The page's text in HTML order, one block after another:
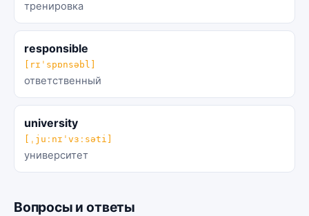
тренировка
responsible
[rɪˈspɒnsəbl]
ответственный
university
[ˌjuːnɪˈvɜːsəti]
университет
Вопросы и ответы